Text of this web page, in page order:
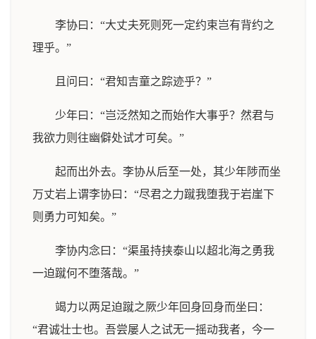
李协曰：“大丈夫死则死一定约束岂有背约之
理乎。”
且问曰：“君知吉童之踪迹乎？”
少年曰：“岂泛然知之而始作大事乎？然君与
我欲力则往幽僻处试才可矣。”
起而出外去。李协从后至一处，其少年陟而坐
万丈岩上谓李协曰：“尽君之力蹴我堕我于岩崖下
则勇力可知矣。”
李协内念曰：“渠虽持挟泰山以超北海之勇我
一迫蹴何不堕落哉。”
竭力以两足迫蹴之厥少年回身回身而坐曰：
“君诚壮士也。吾尝屡人之试无一摇动我者，今一